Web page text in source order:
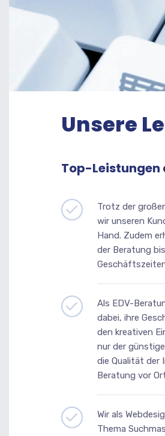
Unsere
Top-Leistungen
Trotz der
wir unseren
Hand. Zudem
der Beratung
Als EDV-
dabei, ihre
den kreativen
nur der
die Qualität der
Beratung vor
Wir als
Thema